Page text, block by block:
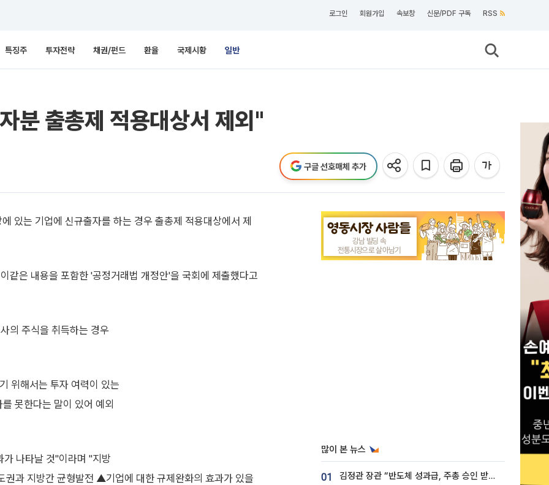
로그인 회원가입 속보창 신문/PDF 구독 RSS
특징주 투자전략 채권/펀드 환율 국제시황 일반
분 출총제 적용대상서 제외"
구글 선호매체 추가
있는 기업에 신규출자를 하는 경우 출총제 적용대상에서 제
같은 내용을 포함한 '공정거래법 개정안'을 국회에 제출했다고
의 주식을 취득하는 경우
위해서는 투자 여력이 있는
못한다는 말이 있어 예외
나타날 것"이라며 "지방
과 지방간 균형발전 ▲기업에 대한 규제완화의 효과가 있을
많이 본 뉴스
01 김정관 장관 “반도체 성과급, 주총 승인 받도록”…상법·자본시장법 개정 시사